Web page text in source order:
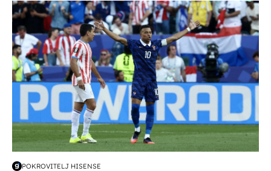
svjetsko prvenstvo 2026
POKROVITELJ HISENSE